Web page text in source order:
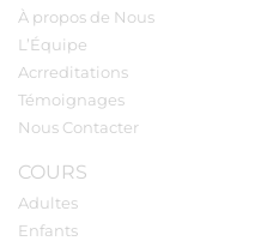
À propos de Nous
L’Équipe
Acrreditations
Témoignages
Nous Contacter
COURS
Adultes
Enfants